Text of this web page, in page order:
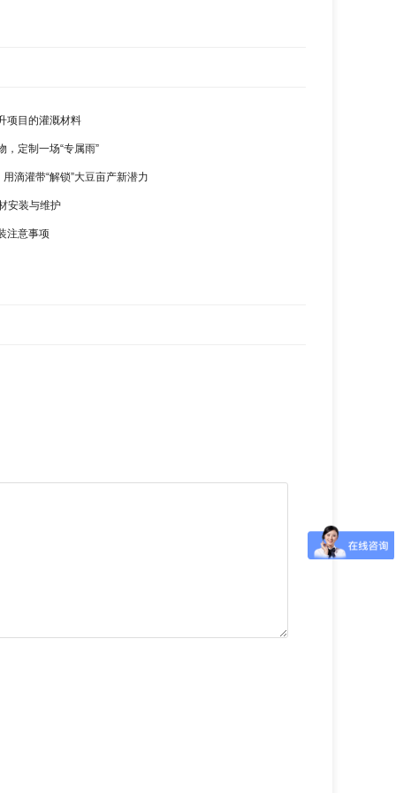
项目的灌溉材料
，定制一场“专属雨”
用滴灌带“解锁”大豆亩产新潜力
安装与维护
注意事项